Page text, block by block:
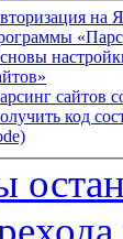
на
сайтов
код